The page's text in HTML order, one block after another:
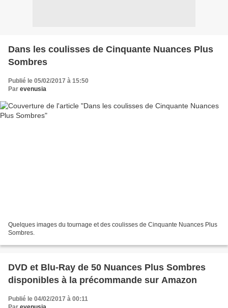
Dans les coulisses de Cinquante Nuances Plus
Sombres
Publié le 05/02/2017 à 15:50
Par evenusia
Quelques images du tournage et des coulisses de Cinquante Nuances Plus
Sombres.
DVD et Blu-Ray de 50 Nuances Plus Sombres
disponibles à la précommande sur Amazon
Publié le 04/02/2017 à 00:11